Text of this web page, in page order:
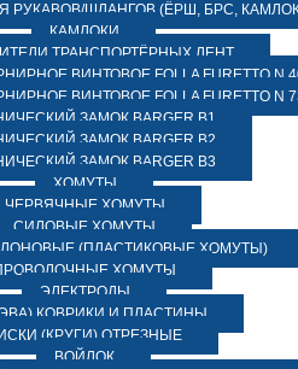
РУКАВОВ/ШЛАНГОВ (ЁРШ, БРС,
КАМЛОКИ
ТРАНСПОРТЁРНЫХ ЛЕНТ
ВИНТОВОЕ FOLLA FURETTO N
ВИНТОВОЕ FOLLA FURETTO N
ЗАМОК BARGER B1
ЗАМОК BARGER B2
ЗАМОК BARGER B3
ХОМУТЫ
ЧЕРВЯЧНЫЕ ХОМУТЫ
СИЛОВЫЕ ХОМУТЫ
(ПЛАСТИКОВЫЕ ХОМУТЫ)
ХОМУТЫ
ЭЛЕКТРОДЫ
(ЭВА) КОВРИКИ И ПЛАСТИНЫ
(КРУГИ) ОТРЕЗНЫЕ
ВОЙЛОК